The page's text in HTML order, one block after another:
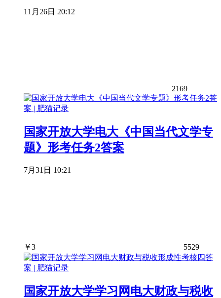
11月26日 20:12
2169
国家开放大学电大《中国当代文学专
题》形考任务2答案
7月31日 10:21
￥3 5529
国家开放大学学习网电大财政与税收